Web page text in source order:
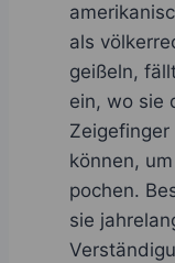
als
geißeln,
ein, wo sie
Zeigefinger
können,
pochen.
sie